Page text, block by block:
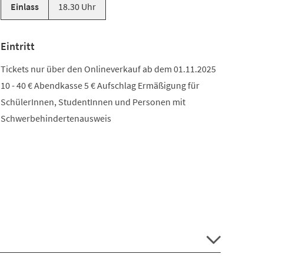
Einlass 18.30 Uhr
Eintritt
Tickets nur über den Onlineverkauf ab dem 01.11.2025
10 - 40 € Abendkasse 5 € Aufschlag Ermäßigung für
SchülerInnen, StudentInnen und Personen mit
Schwerbehindertenausweis